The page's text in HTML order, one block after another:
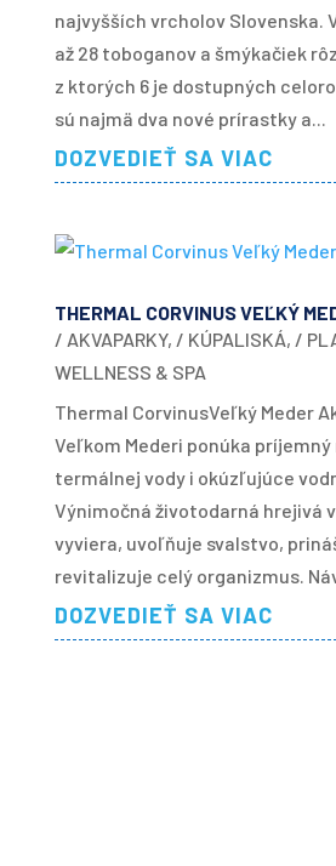
najvyšších vrcholov Slovenska.
až 28 toboganov a šmýkačiek
z ktorých 6 je dostupných
sú najmä dva nové prírastky a...
DOZVEDIEŤ SA VIAC
THERMAL CORVINUS VEĽKÝ
/ AKVAPARKY, / KÚPALISKÁ, /
WELLNESS & SPA
Thermal CorvinusVeľký Meder
Veľkom Mederi ponúka
termálnej vody i okúzľujúce
Výnimočná životodarná hrejivá
vyviera, uvoľňuje svalstvo,
revitalizuje celý organizmus.
DOZVEDIEŤ SA VIAC